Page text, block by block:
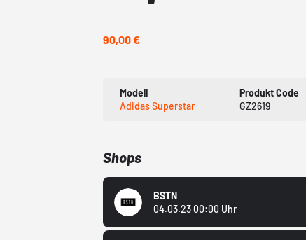
90,00 €
Modell
Adidas Superstar
Produkt Code
GZ2619
Shops
BSTN
04.03.23 00:00 Uhr